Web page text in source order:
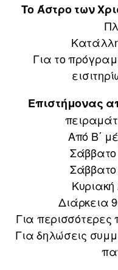
Το Άστρο των
Για το
Επιστήμονας
Από Β΄
Σάββατο
Σάββατο
Κυριακή
Διάρκεια
Για
Για δηλώσεις